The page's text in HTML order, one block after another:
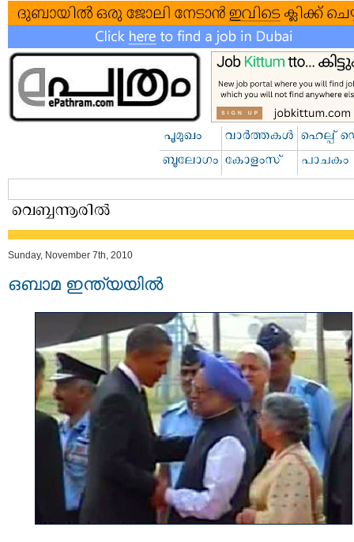
Sunday, November 7th, 2010
ഒബാമ ഇന്ത്യയില്‍